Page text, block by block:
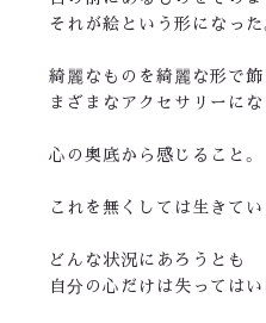
それが絵という形になった
綺麗なものを綺麗な形で
まざまなアクセサリーにな
心の奥底から感じること。
これを無くしては生きてい
どんな状況にあろうとも
自分の心だけは失ってはい